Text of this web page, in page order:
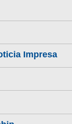
Impresa